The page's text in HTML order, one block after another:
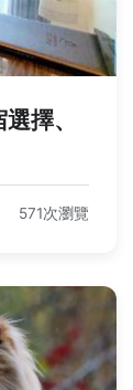
擇、
571次瀏覽